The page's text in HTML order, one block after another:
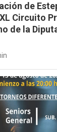
de
Circuito
de la